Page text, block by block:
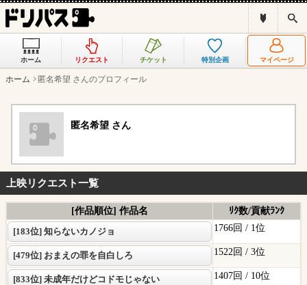
リ
ス
と
索
ホーム リクエスト チケット 特別企画 マイページ
ホーム 匿名希望 さんのプロフィール
匿名希望 さん
上映リクエスト一覧
[作品順位] 作品名
ﾘｸ数/貢献ﾗﾝｸ
[183位] 知らないカノジョ
1766回 / 1位
[479位] おまえの罪を自白しろ 1522回 / 3位
[833位] 未成年だけどコドモじゃない 1407回 / 10位